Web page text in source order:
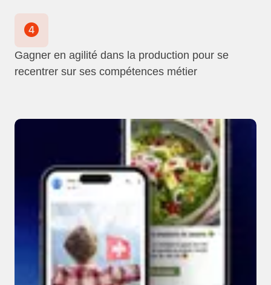
Gagner en agilité dans la production pour se
recentrer sur ses compétences métier